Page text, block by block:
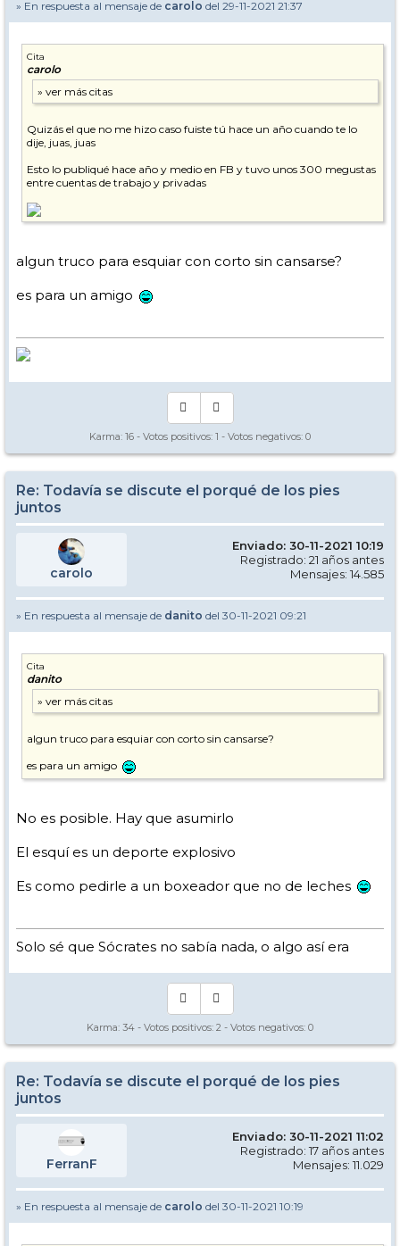
» En respuesta al mensaje de carolo del 29-11-2021 21:37
Cita
carolo
Quizás el que no me hizo caso fuiste tú hace un año cuando te lo
dije, juas, juas
Esto lo publiqué hace año y medio en FB y tuvo unos 300 megustas
entre cuentas de trabajo y privadas
algun truco para esquiar con corto sin cansarse?
es para un amigo
Karma: 16 - Votos positivos: 1 - Votos negativos: 0
Re: Todavía se discute el porqué de los pies
juntos
carolo
Enviado: 30-11-2021 10:19
Registrado: 21 años antes
Mensajes: 14.585
» En respuesta al mensaje de danito del 30-11-2021 09:21
Cita
danito
algun truco para esquiar con corto sin cansarse?
es para un amigo
No es posible. Hay que asumirlo
El esquí es un deporte explosivo
Es como pedirle a un boxeador que no de leches
Solo sé que Sócrates no sabía nada, o algo así era
Karma: 34 - Votos positivos: 2 - Votos negativos: 0
Re: Todavía se discute el porqué de los pies
juntos
FerranF
Enviado: 30-11-2021 11:02
Registrado: 17 años antes
Mensajes: 11.029
» En respuesta al mensaje de carolo del 30-11-2021 10:19